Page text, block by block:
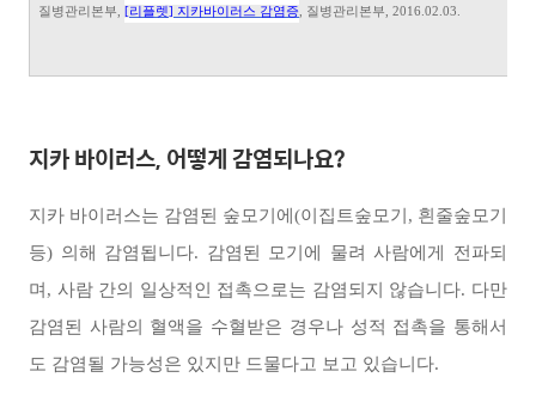
질병관리본부 [리플렛] 지카바이러스 감염증 질병관리본부 , 2016.02.03.
지카 바이러스, 어떻게 감염되나요?
지카 바이러스는 감염된 숲모기에(이집트숲모기, 흰줄숲모기
등) 의해 감염됩니다. 감염된 모기에 물려 사람에게 전파되
며, 사람 간의 일상적인 접촉으로는 감염되지 않습니다. 다만
감염된 사람의 혈액을 수혈받은 경우나 성적 접촉을 통해서
도 감염될 가능성은 있지만 드물다고 보고 있습니다.